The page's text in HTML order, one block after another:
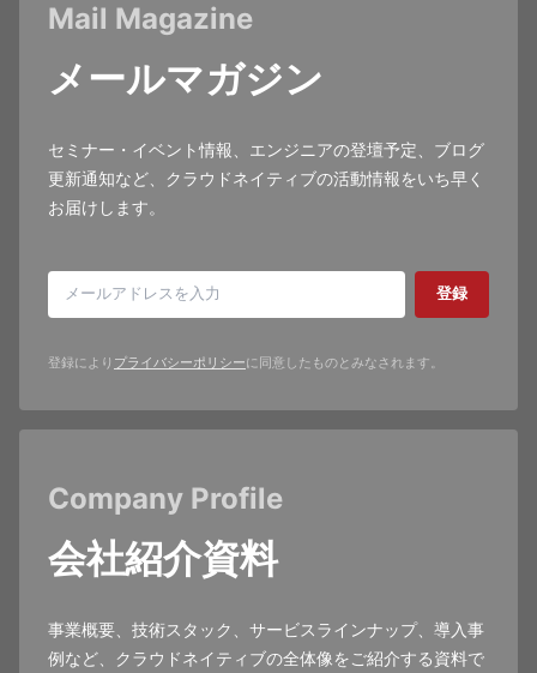
Mail Magazine
メールマガジン
セミナー・イベント情報、エンジニアの登壇予定、ブログ
更新通知など、クラウドネイティブの活動情報をいち早く
お届けします。
登録
登録により プライバシーポリシーに同意したものとみなされます。
Company Profile
会社紹介資料
事業概要、技術スタック、サービスラインナップ、導入事
例など、クラウドネイティブの全体像をご紹介する資料で